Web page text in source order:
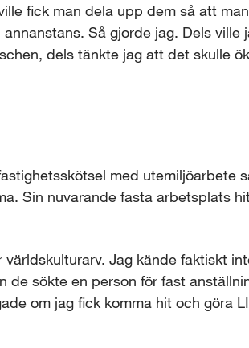
fick man dela upp dem så att
Så gjorde jag. Dels ville
dels tänkte jag att det skulle
med utemiljöarbete
Sin nuvarande fasta arbetsplats
Jag kände faktiskt
de sökte en person för fast
om jag fick komma hit och göra